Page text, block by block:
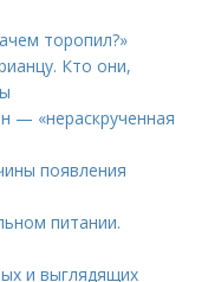
торопил?»
Кто они,
— «нераскрученная
появления
питании.
и выглядящих